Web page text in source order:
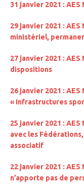
31 janvier 2021 :
29 janvier 2021 :
ministériel,
27 janvier 2021 :
dispositions
26 janvier 2021 :
« Infrastructures
25 janvier 2021 :
avec les
associatif
22 janvier 2021 :
n’apporte pas de